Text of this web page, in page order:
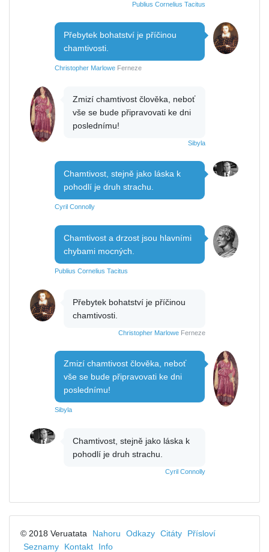
Publius Cornelius Tacitus
Přebytek bohatství je příčinou
chamtivosti.
Christopher Marlowe Ferneze
Zmizí chamtivost člověka, neboť
vše se bude připravovati ke dni
poslednímu!
Sibyla
Chamtivost, stejně jako láska k
pohodlí je druh strachu.
Cyril Connolly
Chamtivost a drzost jsou hlavními
chybami mocných.
Publius Cornelius Tacitus
Přebytek bohatství je příčinou
chamtivosti.
Christopher Marlowe Ferneze
Zmizí chamtivost člověka, neboť
vše se bude připravovati ke dni
poslednímu!
Sibyla
Chamtivost, stejně jako láska k
pohodlí je druh strachu.
Cyril Connolly
© 2018 Veruatata Nahoru Odkazy Citáty
Přísloví
Seznamy
Kontakt Info